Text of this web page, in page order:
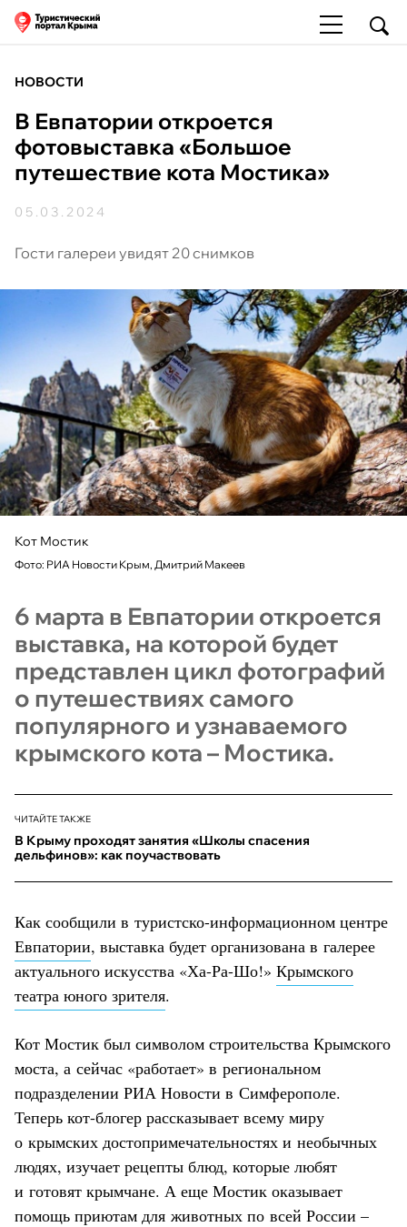
НОВОСТИ
В Евпатории откроется
фотовыставка «Большое
путешествие кота Мостика»
05.03.2024
Гости галереи увидят 20 снимков
Кот Мостик
Фото: РИА Новости Крым, Дмитрий Макеев
6 марта в Евпатории откроется
выставка, на которой будет
представлен цикл фотографий
о путешествиях самого
популярного и узнаваемого
крымского кота – Мостика.
ЧИТАЙТЕ ТАКЖЕ
В Крыму проходят занятия «Школы спасения
дельфинов»: как поучаствовать
Как сообщили в туристско-информационном центре
Евпатории, выставка будет организована в галерее
актуального искусства «Ха-Ра-Шо!» Крымского
театра юного зрителя.
Кот Мостик был символом строительства Крымского
моста, а сейчас «работает» в региональном
подразделении РИА Новости в Симферополе.
Теперь кот-блогер рассказывает всему миру
о крымских достопримечательностях и необычных
людях, изучает рецепты блюд, которые любят
и готовят крымчане. А еще Мостик оказывает
помощь приютам для животных по всей России –